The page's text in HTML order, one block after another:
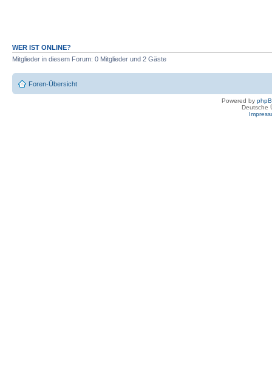
WER IST ONLINE?
Mitglieder in diesem Forum: 0 Mitglieder und 2 Gäste
Foren-Übersicht
Powered by
Deutsche